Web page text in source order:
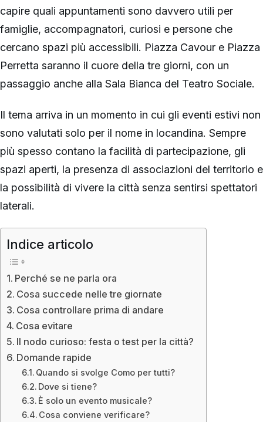
capire quali appuntamenti sono davvero utili per
famiglie, accompagnatori, curiosi e persone che
cercano spazi più accessibili. Piazza Cavour e Piazza
Perretta saranno il cuore della tre giorni, con un
passaggio anche alla Sala Bianca del Teatro Sociale.
Il tema arriva in un momento in cui gli eventi estivi non
sono valutati solo per il nome in locandina. Sempre
più spesso contano la facilità di partecipazione, gli
spazi aperti, la presenza di associazioni del territorio e
la possibilità di vivere la città senza sentirsi spettatori
laterali.
Indice articolo
Perché se ne parla ora
Cosa succede nelle tre giornate
Cosa controllare prima di andare
Cosa evitare
Il nodo curioso: festa o test per la città?
Domande rapide
Quando si svolge Como per tutti?
Dove si tiene?
È solo un evento musicale?
Cosa conviene verificare?